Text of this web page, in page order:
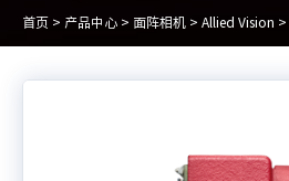
首页 > 产品中心 > 面阵相机 > Allied Vision >